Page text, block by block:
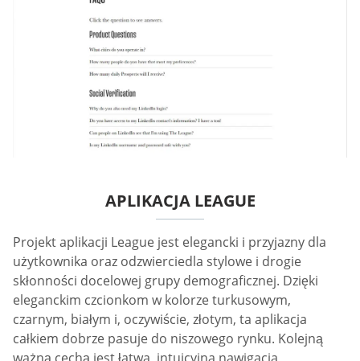
APLIKACJA LEAGUE
Projekt aplikacji League jest elegancki i przyjazny dla
użytkownika oraz odzwierciedla stylowe i drogie
skłonności docelowej grupy demograficznej. Dzięki
eleganckim czcionkom w kolorze turkusowym,
czarnym, białym i, oczywiście, złotym, ta aplikacja
całkiem dobrze pasuje do niszowego rynku. Kolejną